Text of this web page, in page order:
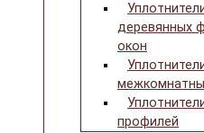
деревянных
окон
профилей